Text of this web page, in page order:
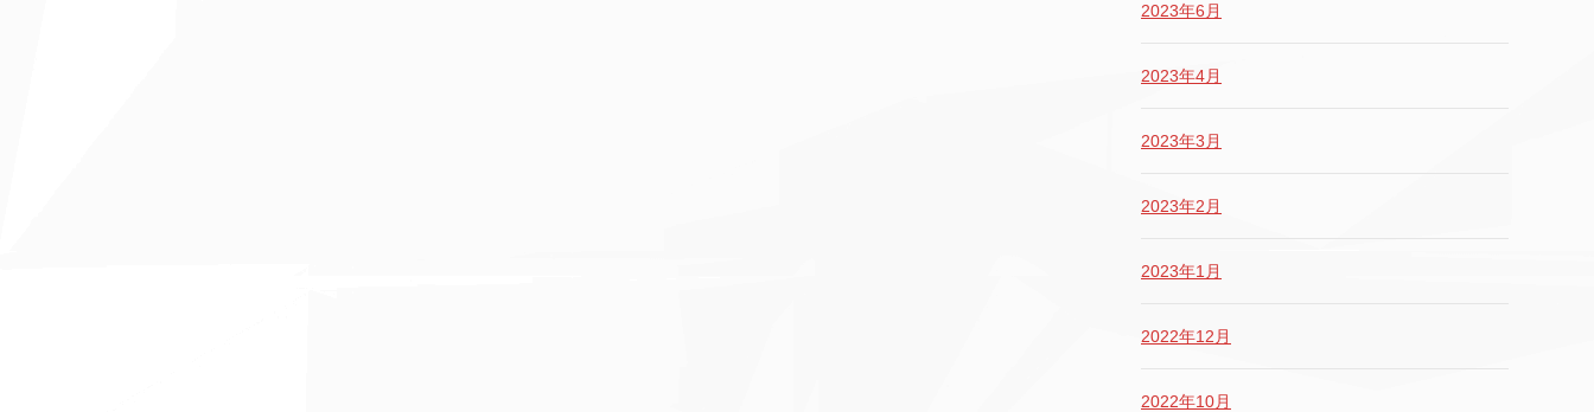
2023年6月
2023年4月
2023年3月
2023年2月
2023年1月
2022年12月
2022年10月